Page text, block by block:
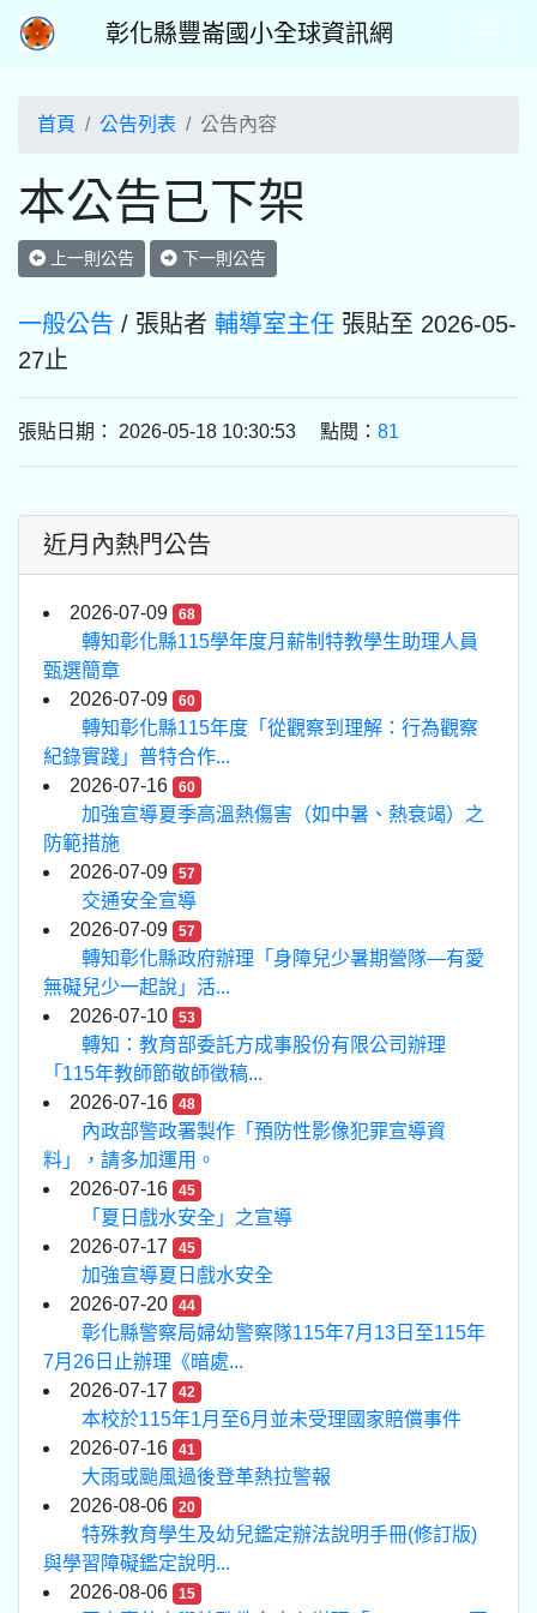
彰化縣豐崙國小全球資訊網
首頁 公告列表 公告內容
本公告已下架
上一則公告 下一則公告
一般公告 / 張貼者 輔導室主任 張貼至 2026-05-
27止
張貼日期： 2026-05-18 10:30:53 點閱： 81
近月內熱門公告
2026-07-09 68
轉知彰化縣115學年度月薪制特教學生助理人員
甄選簡章
2026-07-09
60
轉知彰化縣115年度「從觀察到理解：行為觀察
紀錄實踐」普特合作...
2026-07-16
60
加強宣導夏季高溫熱傷害（如中暑、熱衰竭）之
防範措施
2026-07-09
57
交通安全宣導
2026-07-09
57
轉知彰化縣政府辦理「身障兒少暑期營隊—有愛
無礙兒少一起說」活...
2026-07-10
53
轉知：教育部委託方成事股份有限公司辦理
「115年教師節敬師徵稿...
2026-07-16
48
內政部警政署製作「預防性影像犯罪宣導資
料」，請多加運用。
2026-07-16
45
「夏日戲水安全」之宣導
2026-07-17
45
加強宣導夏日戲水安全
2026-07-20
44
彰化縣警察局婦幼警察隊115年7月13日至115年
7月26日止辦理《暗處...
2026-07-17
42
本校於115年1月至6月並未受理國家賠償事件
2026-07-16
41
大雨或颱風過後登革熱拉警報
2026-08-06
20
特殊教育學生及幼兒鑑定辦法說明手冊(修訂版)
與學習障礙鑑定說明...
2026-08-06
15